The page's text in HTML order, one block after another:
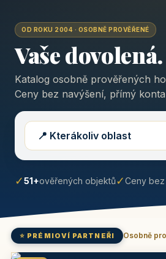
OD ROKU 2004 · OSOBNĚ PROVĚŘENÉ
Vaše dovolená.
Katalog osobně prověřených
Ceny bez navýšení, přímý
✓51+ověřených objektů✓Ceny
⭐ PRÉMIOVÍ PARTNEŘI Osobně